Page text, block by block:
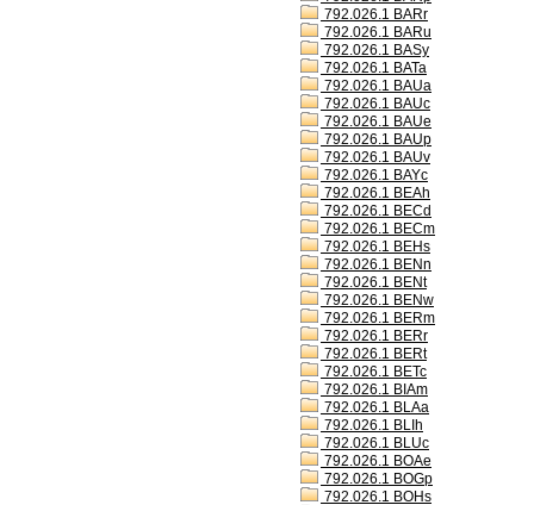
792.026.1 BARr
792.026.1 BARu
792.026.1 BASy
792.026.1 BATa
792.026.1 BAUa
792.026.1 BAUc
792.026.1 BAUe
792.026.1 BAUp
792.026.1 BAUv
792.026.1 BAYc
792.026.1 BEAh
792.026.1 BECd
792.026.1 BECm
792.026.1 BEHs
792.026.1 BENn
792.026.1 BENt
792.026.1 BENw
792.026.1 BERm
792.026.1 BERr
792.026.1 BERt
792.026.1 BETc
792.026.1 BIAm
792.026.1 BLAa
792.026.1 BLIh
792.026.1 BLUc
792.026.1 BOAe
792.026.1 BOGp
792.026.1 BOHs